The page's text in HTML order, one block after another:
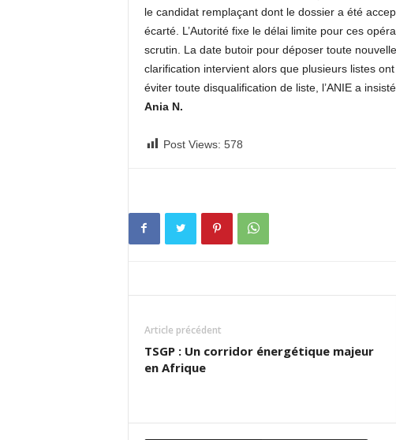
le candidat remplaçant dont le dossier a été
écarté. L’Autorité fixe le délai limite pour ces
scrutin. La date butoir pour déposer toute
clarification intervient alors que plusieurs listes
éviter toute disqualification de liste, l’ANIE a
Ania N.
Post Views: 578
Article précédent
TSGP : Un corridor énergétique majeur
en Afrique